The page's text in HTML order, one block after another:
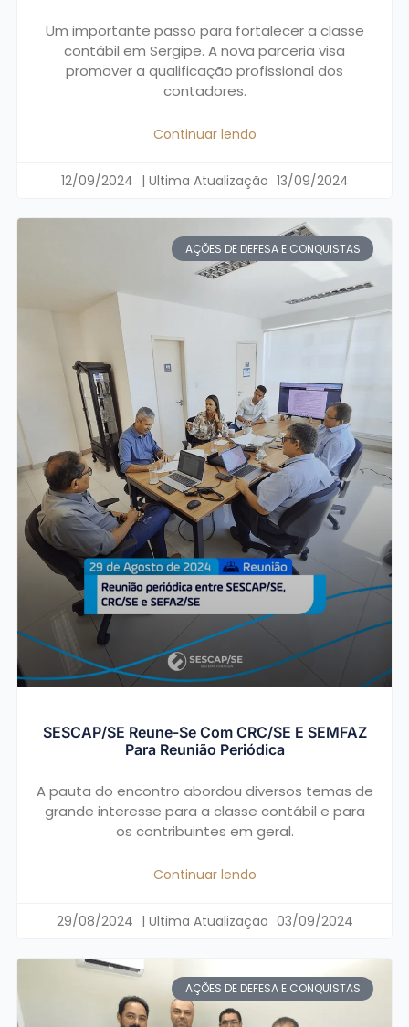
Um importante passo para fortalecer a classe
contábil em Sergipe. A nova parceria visa
promover a qualificação profissional dos
contadores.
Continuar lendo
12/09/2024 13/09/2024
AÇÕES DE DEFESA E CONQUISTAS
SESCAP/SE Reune-Se Com CRC/SE E SEMFAZ
Para Reunião Periódica
A pauta do encontro abordou diversos temas de
grande interesse para a classe contábil e para
os contribuintes em geral.
Continuar lendo
29/08/2024 03/09/2024
AÇÕES DE DEFESA E CONQUISTAS